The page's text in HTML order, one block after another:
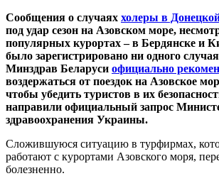
Сообщения о случаях холеры в
под удар сезон на Азовском море,
популярных курортах – в Бердянске и
было зарегистрировано ни одного
Минздрав Беларуси официально
воздержаться от поездок на Азовское
чтобы убедить туристов в их
направили официальный запрос
здравоохранения Украины.
Сложившуюся ситуацию в турфирмах,
работают с курортами Азовского моря,
болезненно.